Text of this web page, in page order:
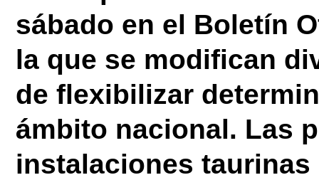
sábado en el Boletín
la que se modifican
de flexibilizar
ámbito nacional. Las
instalaciones